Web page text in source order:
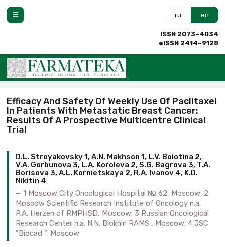
ru en
ISSN 2073–4034
eISSN 2414–9128
Efficacy And Safety Of Weekly Use Of Paclitaxel
In Patients With Metastatic Breast Cancer:
Results Of A Prospective Multicentre Clinical
Trial
D.L. Stroyakovsky 1, A.N. Makhson 1, L.V. Bolotina 2,
V.A. Gorbunova 3, L.A. Koroleva 2, S.G. Bagrova 3, T.A.
Borisova 3, A.L. Kornietskaya 2, R.A. Ivanov 4, K.D.
Nikitin 4
1 Moscow City Oncological Hospital № 62, Moscow; 2
Moscow Scientific Research Institute of Oncology n.a.
P.A. Herzen of RMPHSD, Moscow; 3 Russian Oncological
Research Center n.a. N.N. Blokhin RAMS , Moscow; 4 JSC
"Biocad ", Moscow